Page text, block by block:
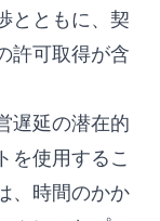
とともに、契
許可取得が含
遅延の潜在的
を使用するこ
、時間のかか